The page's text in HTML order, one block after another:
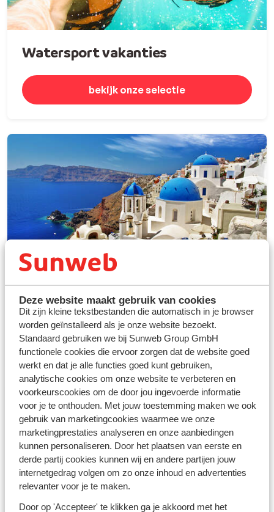
Deze website maakt gebruik van cookies
Dit zijn kleine tekstbestanden die automatisch in je browser
worden geïnstalleerd als je onze website bezoekt.
Standaard gebruiken we bij Sunweb Group GmbH
functionele cookies die ervoor zorgen dat de website goed
werkt en dat je alle functies goed kunt gebruiken,
analytische cookies om onze website te verbeteren en
voorkeurscookies om de door jou ingevoerde informatie
voor je te onthouden. Met jouw toestemming maken we ook
gebruik van marketingcookies waarmee we onze
marketingprestaties analyseren en onze aanbiedingen
kunnen personaliseren. Door het plaatsen van eerste en
derde partij cookies kunnen wij en andere partijen jouw
internetgedrag volgen om zo onze inhoud en advertenties
relevanter voor je te maken.
Door op 'Accepteer' te klikken ga je akkoord met het
Watersport vakanties
bekijk onze selectie
Vakanties Griekenland
bekijk onze selectie